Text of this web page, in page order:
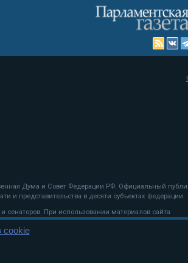
Дума и Совет Федерации РФ. Официальный
и представительства в десяти субъектах федерации.
сенаторов. При использовании материалов сайта
cookie